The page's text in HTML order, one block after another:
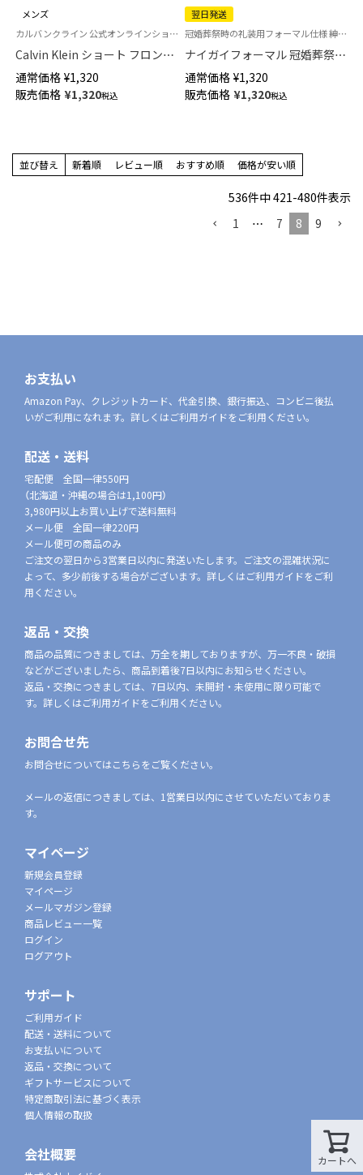
メンズ
カルバンクライン 公式オンラインショップ 紳士 男性 靴下
Calvin Klein ショート フロント
ストライプ スニーカー丈 カジ
ュアル ソックス メンズ
02522558
通常価格 ¥1,320
販売価格 ¥1,320税込
翌日発送
冠婚葬祭時の礼装用フォーマル仕様 紳士 靴下 綿混・3サイズ（23cm～27cm）
ナイガイフォーマル 冠婚葬祭・
礼装用 ストライプ 綿混 メンズ
ソックス 【365日最短翌日発送】
02262259
通常価格 ¥1,320
販売価格 ¥1,320税込
並び替え 新着順 レビュー順 おすすめ順 価格が安い順
536件中421-480件表示
1
… 7 8 9
カートへ
お支払い
Amazon Pay、クレジットカード、代金引換、銀行振込、コンビニ後払
いがご利用になれます。詳しくはご利用ガイドをご利用ください。
配送・送料
宅配便 全国一律550円
（北海道・沖縄の場合は1,100円）
3,980円以上お買い上げで送料無料
メール便 全国一律220円
メール便可の商品のみ
ご注文の翌日から3営業日以内に発送いたします。ご注文の混雑状況に
よって、多少前後する場合がございます。詳しくはご利用ガイドをご利
用ください。
返品・交換
商品の品質につきましては、万全を期しておりますが、万一不良・破損
などがございましたら、商品到着後7日以内にお知らせください。
返品・交換につきましては、7日以内、未開封・未使用に限り可能で
す。詳しくはご利用ガイドをご利用ください。
お問合せ先
お問合せについてはこちらをご覧ください。
メールの返信につきましては、1営業日以内にさせていただいておりま
す。
マイページ
新規会員登録
マイページ
メールマガジン登録
商品レビュー一覧
ログイン
ログアウト
サポート
ご利用ガイド
配送・送料について
お支払いについて
返品・交換について
ギフトサービスについて
特定商取引法に基づく表示
個人情報の取扱
会社概要